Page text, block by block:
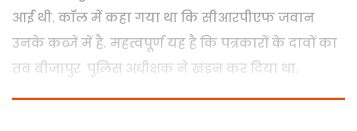
आई थी. कॉल में कहा गया था कि सीआरपीएफ जवान
उनके कब्जे में है. महत्वपूर्ण यह है कि पत्रकारों के दावों का
तब बीजापुर पुलिस अधीक्षक ने खंडन कर दिया था.